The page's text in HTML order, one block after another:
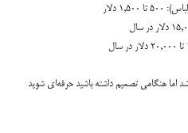
دلار
اما هنگامی تصمیم داشته باشید حرفه‌ای شوید